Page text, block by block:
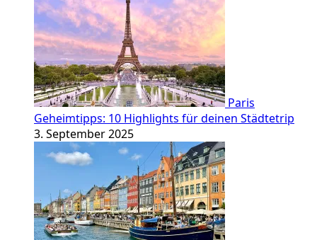
Paris
Geheimtipps: 10 Highlights für deinen Städtetrip
3. September 2025